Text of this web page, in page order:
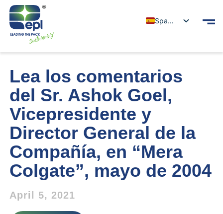
Spanish
Lea los comentarios
del Sr. Ashok Goel,
Vicepresidente y
Director General de la
Compañía, en “Mera
Colgate”, mayo de 2004
April 5, 2021